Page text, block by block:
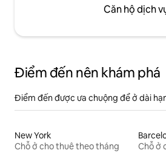
Căn hộ dịch
Điểm đến nên khám phá
Điểm đến được ưa chuộng để ở dài
New York
Chỗ ở cho thuê theo tháng
Chỗ ở